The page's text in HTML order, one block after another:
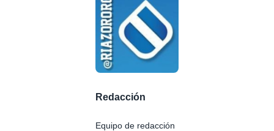
Redacción
Equipo de redacción